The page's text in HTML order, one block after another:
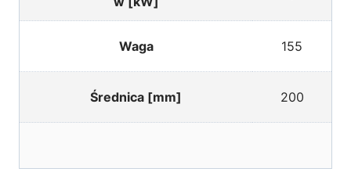
Waga 155
Średnica [mm] 200